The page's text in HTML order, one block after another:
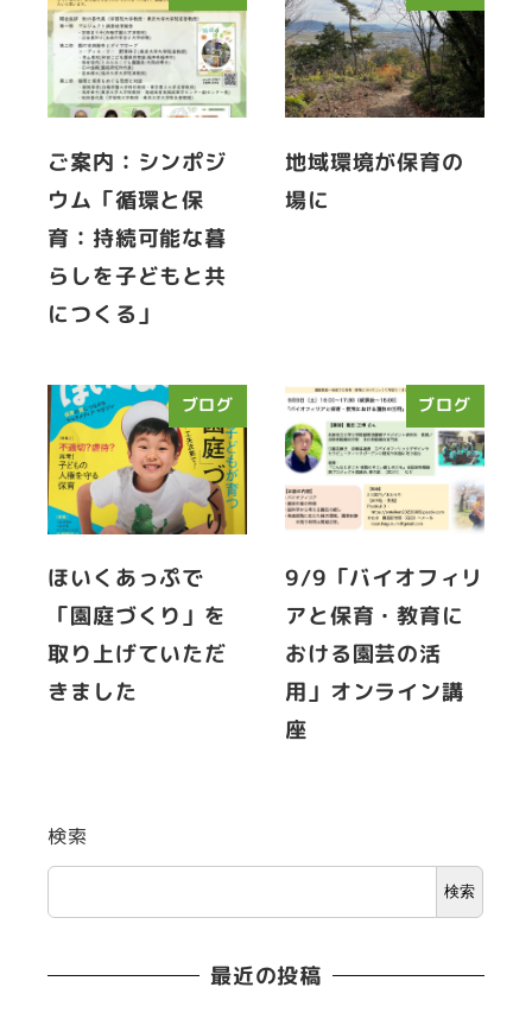
ご案内：シンポジ
ウム「循環と保
育：持続可能な暮
らしを子どもと共
につくる」
地域環境が保育の
場に
ブログ
ほいくあっぷで
「園庭づくり」を
取り上げていただ
きました
ブログ
9/9「バイオフィリ
アと保育・教育に
おける園芸の活
用」オンライン講
座
検索
検索
最近の投稿